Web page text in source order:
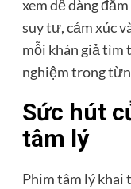
xem dễ dàng
suy tư, cảm xúc
mỗi khán giả tìm
nghiệm trong
Sức hút
tâm lý
Phim tâm lý khai